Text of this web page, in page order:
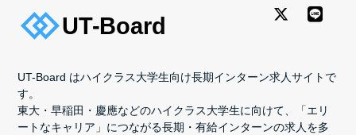
UT-Board はハイクラス大学生向け長期インターン求人サイトで
す。
東大・早稲田・慶應などのハイクラス大学生に向けて、「エリ
ートなキャリア」につながる長期・有給インターンの求人を多